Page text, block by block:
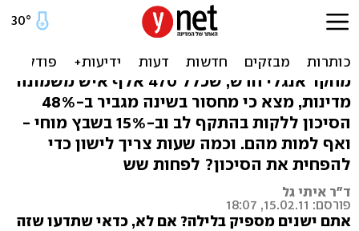
מחסור בשעות שינה מגביר
הסיכון להתקף לב
מחקר אנגלי חדש, שכלל 470 אלף איש משמונה
מדינות, מצא כי מחסור בשינה מגביר ב-48%
הסיכון ללקות בהתקף לב וב-15% בשבץ מוחי -
ואף למות מהם. וכמה שעות צריך לישון כדי
להפחית את הסיכון? לפחות שש
ד"ר איתי גל
פורסם: 15.02.11, 18:07
אתם ישנים מספיק בלילה? אם לא, כדאי שתדעו שזה